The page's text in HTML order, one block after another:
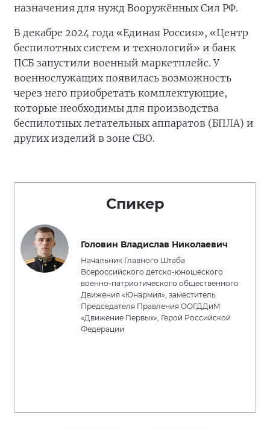
назначения для нужд Вооружённых Сил РФ.
В декабре 2024 года «Единая Россия», «Центр
беспилотных систем и технологий» и банк
ПСБ запустили военный маркетплейс. У
военнослужащих появилась возможность
через него приобретать комплектующие,
которые необходимы для производства
беспилотных летательных аппаратов (БПЛА) и
других изделий в зоне СВО.
Спикер
Головин Владислав Николаевич
Начальник Главного Штаба
Всероссийского детско-юношеского
военно-патриотического общественного
Движения «Юнармия», заместитель
Председателя Правления ООГДДиМ
«Движение Первых», Герой Российской
Федерации